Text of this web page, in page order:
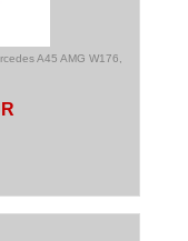
A45 AMG W176,